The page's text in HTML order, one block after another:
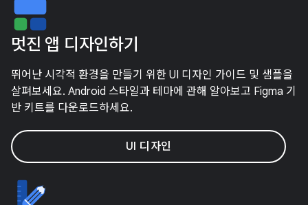
멋진 앱 디자인하기
뛰어난 시각적 환경을 만들기 위한 UI 디자인 가이드 및 샘플을
살펴보세요. Android 스타일과 테마에 관해 알아보고 Figma 기
반 키트를 다운로드하세요.
UI 디자인